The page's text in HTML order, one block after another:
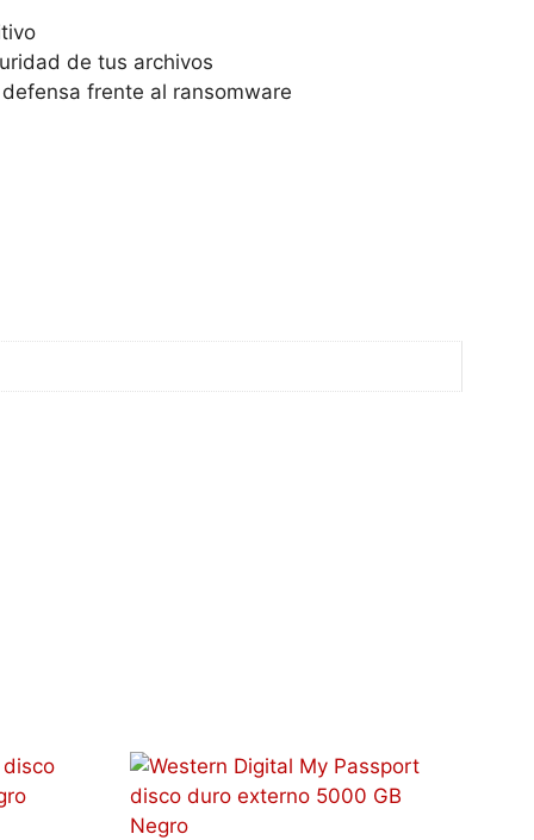
de tus archivos
frente al ransomware